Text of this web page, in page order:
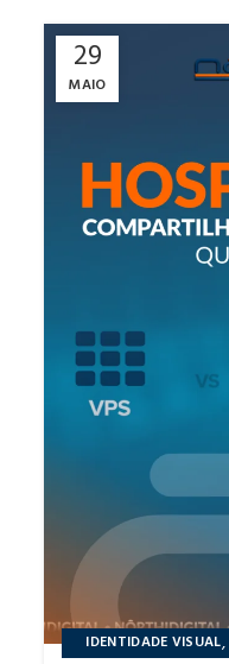
29
MAIO
IDENTIDADE VISUAL,